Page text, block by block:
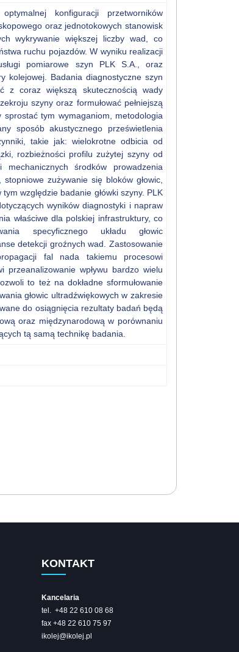
konfiguracji przetworników
oraz jednotokowych stanowisk
wykrywanie większej liczby wad, co
ruchu pojazdów. W wyniku realizacji
pomiarowe szyn PLK S.A., oraz
kolejowej. Badania diagnostyczne szyn
z coraz większą skutecznością wady
szyny oraz formułować pełniejszą
tym wymaganiom, metodologia
sposób akustycznego prześwietlenia
takie jak: wielokrotne odbicia od
rozbieżności profilu zużytej szyny od
mechanicznych środków prowadzenia
zużywanie się bloków głowic,
względzie badanie główki szyny. PLK
wyników diagnostyki i napraw
właściwe dla polskiej infrastruktury, co
specyficznego układu głowic
detekcji groźnych wad. Zastosowanie
fal nada takiemu procesowi
przeanalizowanie wpływu bardzo wielu
to też na dokładne sformułowanie
głowic ultradźwiękowych w zakresie
do osiągnięcia rezultaty badań będą
oraz międzynarodową w porównaniu
tą samą technikę badania.
KONTAKT
Kancelaria
tel. +48 22 610 08 68
fax +48 22 610 75 97
ikolej@ikolej.pl